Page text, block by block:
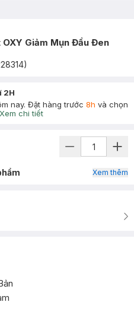
Giảm Mụn Đầu Đen
)
2H
nay. Đặt hàng trước 8h và chọn
Xem chi tiết
Xem thêm